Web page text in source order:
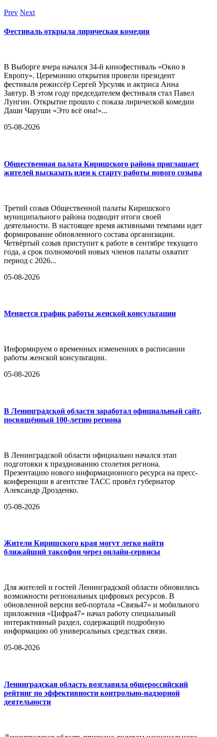
Prev Next
Фестиваль открыла лирическая комедия
В Выборге вчера начался 34-й кинофестиваль «Окно в
Европу». Церемонию открытия провели президент
фестиваля режиссёр Сергей Урсуляк и актриса Анна
Завтур. В этом году председателем фестиваля стал Павел
Лунгин. Открытие прошло с показа лирической комедии
Даши Чаруши «Это всё она!»...
05-08-2026
Общественная палата Киришского района приглашает
жителей высказать идеи к старту работы нового созыва
Третий созыв Общественной палаты Киришского
муниципального района подводит итоги своей
деятельности. В настоящее время активными темпами идет
формирование обновленного состава организации.
Четвёртый созыв приступит к работе в сентябре текущего
года, а срок полномочий новых членов палаты охватит
период с 2026...
05-08-2026
Меняется график работы женской консультации
Информируем о временных изменениях в расписании
работы женской консультации.
05-08-2026
В Ленинградской области заработал официальный сайт,
посвящённый 100-летию региона
В Ленинградской области официально начался этап
подготовки к празднованию столетия региона.
Презентацию нового информационного ресурса на пресс-
конференции в агентстве ТАСС провёл губернатор
Александр Дрозденко.
05-08-2026
Жители Киришского края могут легко найти
ближайший таксофон через онлайн-сервисы
Для жителей и гостей Ленинградской области обновились
возможности региональных цифровых ресурсов. В
обновленной версии веб-портала «Связь47» и мобильного
приложения «Цифра47» начал работу специальный
интерактивный раздел, содержащий подробную
информацию об универсальных средствах связи.
05-08-2026
Ленинградская область возглавила общероссийский
рейтинг по эффективности контрольно-надзорной
деятельности